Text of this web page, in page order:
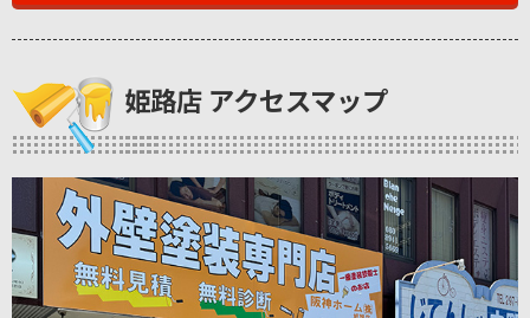
姫路店 アクセスマップ